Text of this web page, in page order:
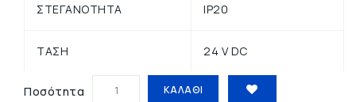
ΣΤΕΓΑΝΟΤΗΤΑ IP20
ΤΑΣΗ 24 V DC
ΤΥΠΟΣ LED
Ποσότητα ΚΑΛΆΘΙ